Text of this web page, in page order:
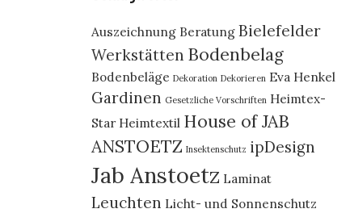
Auszeichnung Beratung Bielefelder
Werkstätten Bodenbelag
Bodenbeläge Dekoration Dekorieren Eva Henkel
Gardinen Gesetzliche Vorschriften Heimtex-
Star Heimtextil House of JAB
ANSTOETZ Insektenschutz ipDesign
Jab Anstoetz Laminat
Leuchten Licht- und Sonnenschutz